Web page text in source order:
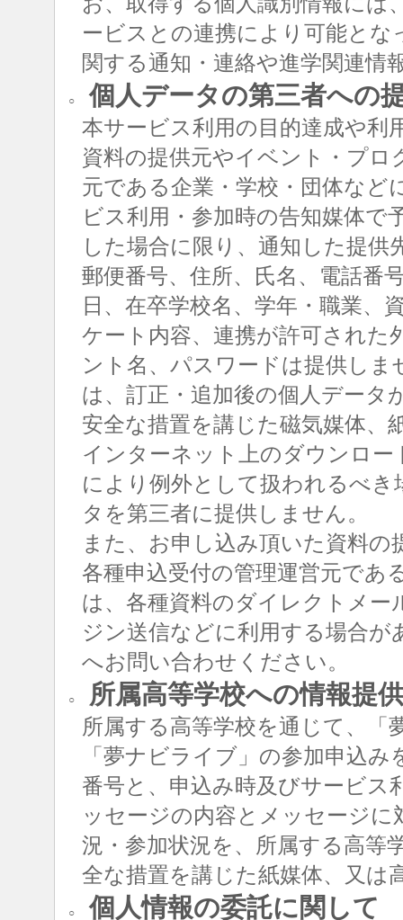
ービスとの連携により可能と
関する通知・連絡や進学関連情
○ 個人データの第三者への
本サービス利用の目的達成や利
資料の提供元やイベント・プロ
元である企業・学校・団体など
ビス利用・参加時の告知媒体で
した場合に限り、通知した提
郵便番号、住所、氏名、電話番
日、在卒学校名、学年・職業、
ケート内容、連携が許可された
ント名、パスワードは提供し
は、訂正・追加後の個人データ
安全な措置を講じた磁気媒体、
インターネット上のダウンロ
により例外として扱われるべ
タを第三者に提供しません。
また、お申し込み頂いた資料
各種申込受付の管理運営元であ
は、各種資料のダイレクトメー
ジン送信などに利用する場合
へお問い合わせください。
○ 所属高等学校への情報提
所属する高等学校を通じて、「
「夢ナビライブ」の参加申込
番号と、申込み時及びサービス
ッセージの内容とメッセージ
況・参加状況を、所属する高等
全な措置を講じた紙媒体、又は
○ 個人情報の委託に関して